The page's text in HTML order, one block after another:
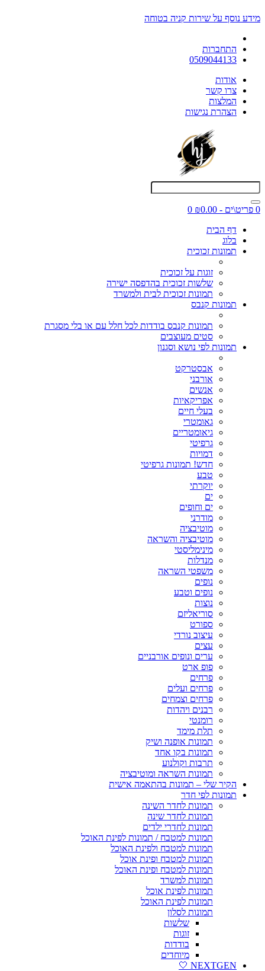
מידע נוסף על שירות קניה בטוחה
התחברות
0509044133
אודות
צרו קשר
המלצות
הצהרת נגישות
0 פריט\ים - ₪0.00
0
דף הבית
בלוג
תמונות זכוכית
זוגות על זכוכית
שלשות זכוכית בהדפסה ישירה
תמונות זכוכית לבית ולמשרד
תמונות קנבס
תמונות קנבס בודדות לכל חלל עם או בלי מסגרת
סטים מעוצבים
תמונות לפי נושא וסגנון
אבסטרקט
אורבני
אנשים
אפריקאיות
בעלי חיים
גאומטרי
גיאומטריים
גרפיטי
דמויות
חדש! תמונות גרפיטי
טבע
יוקרתי
ים
ים וחופים
מודרני
מוטיבציה
מוטיבציה והשראה
מינימליסטי
מנדלות
משפטי השראה
נופים
נופים וטבע
נוצות
סוריאליזם
ספורט
עיצוב נורדי
עצים
ערים ונופים אורבניים
פופ ארט
פרחים
פרחים ועלים
פרחים וצמחים
רבנים ויהדות
רומנטי
תלת מימד
תמונות אופנה ושיק
תמונות בקו אחד
תרבות וקולנוע
תמונות השראה ומוטיבציה
הקיר שלי – תמונות בהתאמה אישית
תמונות לפי חדר
תמונות לחדר השינה
תמונות לחדר שינה
תמונות לחדרי ילדים
תמונות למטבח / תמונות לפינת האוכל
תמונות למטבח ולפינת האוכל
תמונות למטבח ופינת אוכל
תמונות למטבח ופינת האוכל
תמונות למשרד
תמונות לפינת אוכל
תמונות לפינת האוכל
תמונות לסלון
שלשות
זוגות
בודדות
מיוחדים
NEXTGEN 🤍